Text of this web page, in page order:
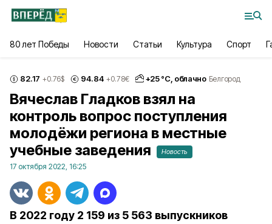
80 лет Победы Новости Статьи Культура Спорт
82.17 +0.76$ 94.84 +0.78€ +25°С, облачно Белгород
Вячеслав Гладков взял на
контроль вопрос поступления
молодёжи региона в местные
учебные заведения
Новость
17 октября 2022, 16:25
В 2022 году 2 159 из 5 563 выпускников